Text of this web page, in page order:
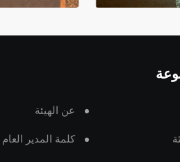
عن الهيئة
كلمة المدير العام